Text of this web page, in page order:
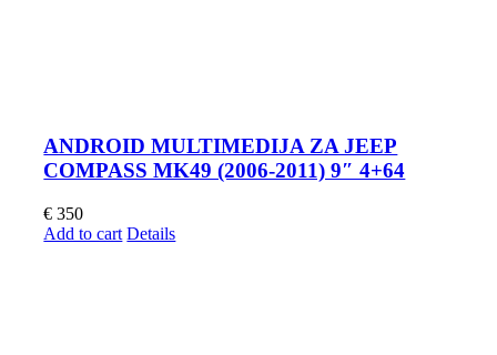
ANDROID MULTIMEDIJA ZA JEEP
COMPASS MK49 (2006-2011) 9″ 4+64
€ 350
Add to cart Details